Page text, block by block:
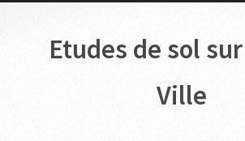
Etudes de sol
Ville